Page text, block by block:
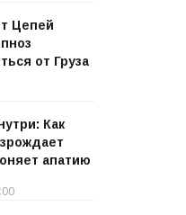
Цепей
от Груза
Как
апатию